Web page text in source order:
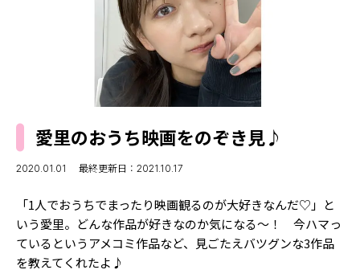
トレンドメイク
ベストコスメ
ヘアアレンジ・ヘアケア
スキンケア
ボディケア
スクールニュース
学校ヘアメイク
勉強・受験・進路
ENTERTAINMENT
エンタメニュース
なにわ男子
LIFESTYLE
ライフスタイルニュース
JKランキング・アワード
モデルの購入品
おでかけ
JK TREND
MODELS
MODEL'S BLOG
TikTok
Instagram
YouTube
愛里のおうち映画をのぞき見♪
2020.01.01 最終更新日：2021.10.17
「1人でおうちでまったり映画観るのが大好きなんだ♡」と
いう愛里。どんな作品が好きなのか気になる～！ 今ハマっ
ているというアメコミ作品など、見ごたえバツグンな3作品
を教えてくれたよ♪